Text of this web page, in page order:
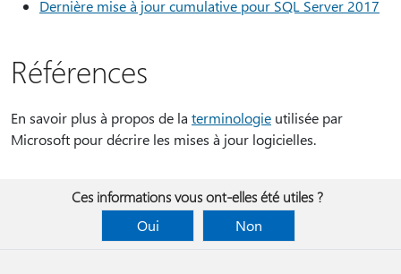
Dernière mise à jour cumulative pour SQL Server 2017
Références
En savoir plus à propos de la terminologie utilisée par
Microsoft pour décrire les mises à jour logicielles.
Ces informations vous ont-elles été utiles ?
Oui
Non